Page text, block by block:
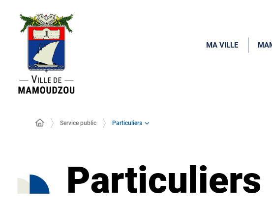
MA VILLE
Service public Particuliers
Particuliers